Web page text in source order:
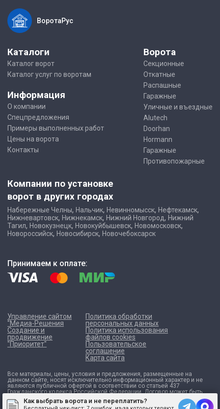
ВоротаРус
Каталоги
Каталог ворот
Каталог услуг по воротам
Информация
О компании
Спецпредложения
Примеры выполненных работ
Цены на ворота
Контакты
Ворота
Секционные
Откатные
Распашные
Гаражные
Уличные и въездные
Alutech
Doorhan
Hormann
Гаражные
Противопожарные
Компании по установке
ворот в других городах
Набережные Челны, Нальчик, Невинномысск, Нефтекамск,
Нижневартовск, Нижнекамск, Нижний Новгород, Нижний
Тагил, Новокузнецк, Новокуйбышевск, Новомосковск,
Новороссийск, Новосибирск, Новочебоксарск
Принимаем к оплате:
Управление сайтом
"Медиа-Решения
Создание и
продвижение
"Приоритет"
Политика обработки
персональных данных
Политика использования
файлов cookies
Пользовательское
соглашение
Карта сайта
Все материалы, цены, условия и предложения, размещенные на
данном сайте, носят исключительно информационный характер и не
являются публичной офертой в соответствии со статьей 437
Гражданского кодекса Российской Федерации. Договор может быть
составлен только после индивидуального согласования всех деталей
и оформляется в письменном виде. Для получения точной
Как выбрать ворота и не переплатить?